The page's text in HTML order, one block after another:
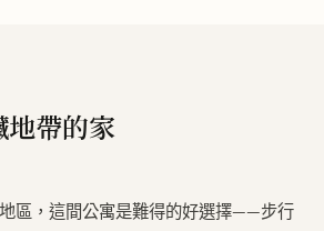
帶的家
區，這間公寓是難得的好選擇——步行